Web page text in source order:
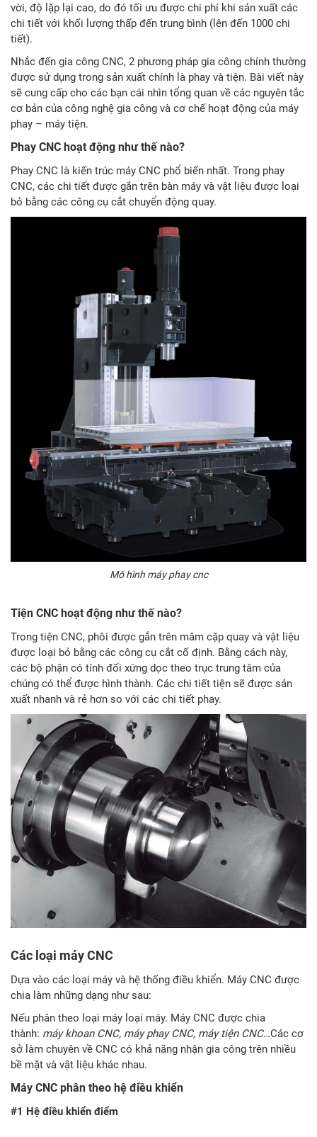
vời, độ lặp lại cao, do đó tối ưu được chi phí khi sản xuất các
chi tiết với khối lượng thấp đến trung bình (lên đến 1000 chi
tiết).
Nhắc đến gia công CNC, 2 phương pháp gia công chính thường
được sử dụng trong sản xuất chính là phay và tiện. Bài viết này
sẽ cung cấp cho các bạn cái nhìn tổng quan về các nguyên tắc
cơ bản của công nghệ gia công và cơ chế hoạt động của máy
phay – máy tiện.
Phay CNC hoạt động như thế nào?
Phay CNC là kiến trúc máy CNC phổ biến nhất. Trong phay
CNC, các chi tiết được gắn trên bàn máy và vật liệu được loại
bỏ bằng các công cụ cắt chuyển động quay.
Mô hình máy phay cnc
Tiện CNC hoạt động như thế nào?
Trong tiện CNC, phôi được gắn trên mâm cặp quay và vật liệu
được loại bỏ bằng các công cụ cắt cố định. Bằng cách này,
các bộ phận có tính đối xứng dọc theo trục trung tâm của
chúng có thể được hình thành. Các chi tiết tiện sẽ được sản
xuất nhanh và rẻ hơn so với các chi tiết phay.
Các loại máy CNC
Dựa vào các loại máy và hệ thống điều khiển. Máy CNC được
chia làm những dạng như sau:
Nếu phân theo loại máy loại máy. Máy CNC được chia
thành: máy khoan CNC, máy phay CNC, máy tiện CNC…Các cơ
sở làm chuyên về CNC có khả năng nhận gia công trên nhiều
bề mặt và vật liệu khác nhau.
Máy CNC phân theo hệ điều khiển
#1 Hệ điều khiển điểm